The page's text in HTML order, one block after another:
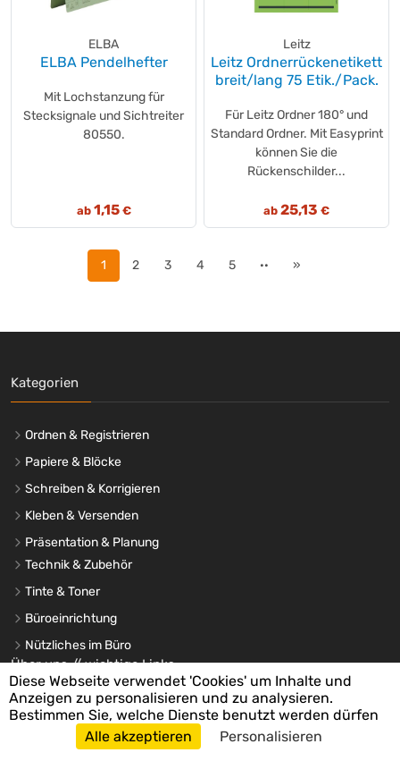
ELBA
ELBA Pendelhefter
Mit Lochstanzung für
Stecksignale und Sichtreiter
80550.
ab 1,15€
Leitz
Leitz Ordnerrückenetikett
breit/lang 75 Etik./Pack.
Für Leitz Ordner 180° und
Standard Ordner. Mit Easyprint
können Sie die
Rückenschilder...
ab 25,13 €
1 2 3 4 5 ·· »
Kategorien
Ordnen & Registrieren
Papiere & Blöcke
Schreiben & Korrigieren
Kleben & Versenden
Präsentation & Planung
Technik & Zubehör
Tinte & Toner
Büroeinrichtung
Nützliches im Büro
Über uns // wichtige Links
Startseite
Versandkosten
Diese Webseite verwendet 'Cookies' um Inhalte und
Anzeigen zu personalisieren und zu analysieren.
Bestimmen Sie, welche Dienste benutzt werden dürfen
Alle akzeptieren
Personalisieren